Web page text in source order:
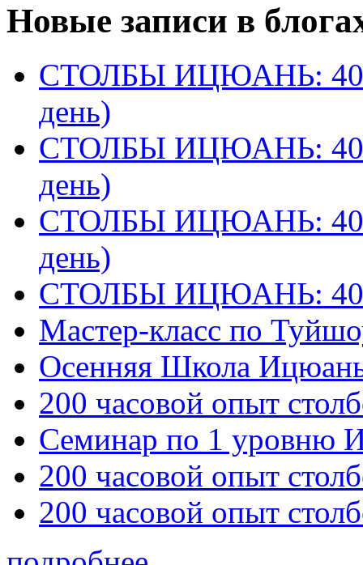
Новые записи в
СТОЛБЫ ИЦЮАНЬ:
день)
СТОЛБЫ ИЦЮАНЬ:
день)
СТОЛБЫ ИЦЮАНЬ:
день)
СТОЛБЫ ИЦЮАНЬ:
Мастер-класс по
Осенняя Школа
200 часовой опыт
Семинар по 1 уровню
200 часовой опыт
200 часовой опыт